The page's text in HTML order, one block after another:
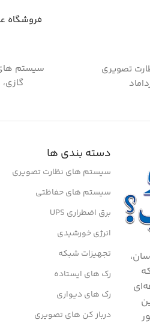
تصویری
فروشگاه
سیستم
دسته بندی ها
سیستم های نظارت تصویری
سیستم های حفاظتی
برق اضطراری UPS
انرژی خورشیدی
تجهیزات شبکه
رک های ایستاده
رک های دیواری
درباز کن های تصویری